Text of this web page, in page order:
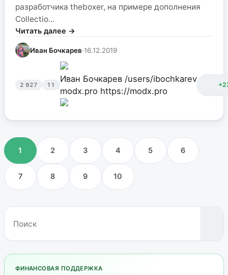
разработчика theboxer, на примере дополнения
Collectio...
Читать далее →
Иван Бочкарев·16.12.2019
2 927 11
Иван Бочкарев /users/ibochkarev
modx.pro https://modx.pro
1 2 3 4 5 6
7 8 9 10
ФИНАНСОВАЯ ПОДДЕРЖКА